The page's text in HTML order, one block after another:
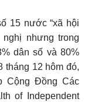
15 nước “xã hội
nhưng trong
dân số và 80%
tháng 12 hôm đó,
Cộng Đồng Các
of Independent